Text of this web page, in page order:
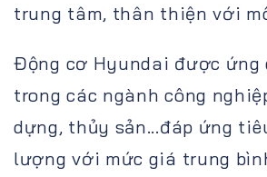
trung tâm, thân thiện với
Động cơ Hyundai được ứng
trong các ngành công
dựng, thủy sản...đáp ứng
lượng với mức giá trung